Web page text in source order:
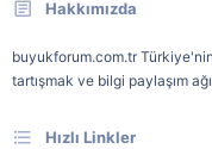
Hakkımızda
buyukforum.com.tr
tartışmak ve bilgi paylaşım
Hızlı Linkler